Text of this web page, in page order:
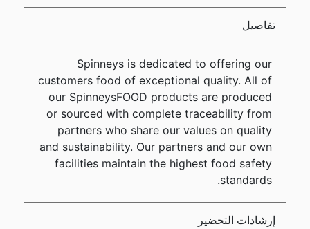
تفاصيل
Spinneys is dedicated to offering our
customers food of exceptional quality. All of
our SpinneysFOOD products are produced
or sourced with complete traceability from
partners who share our values on quality
and sustainability. Our partners and our own
facilities maintain the highest food safety
standards.
إرشادات التحضير